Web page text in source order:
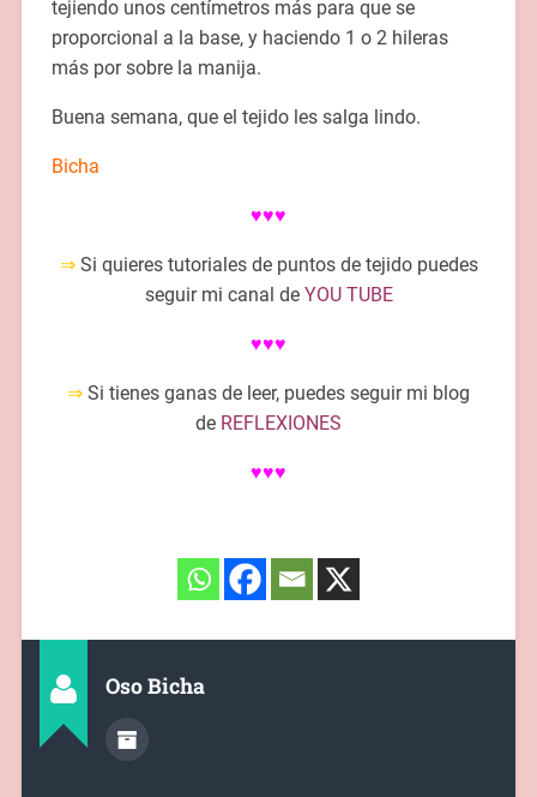
tejiendo unos centímetros más para que se
proporcional a la base, y haciendo 1 o 2 hileras
más por sobre la manija.
Buena semana, que el tejido les salga lindo.
Bicha
♥♥♥
⇒Si quieres tutoriales de puntos de tejido puedes
seguir mi canal de YOU TUBE
♥♥♥
⇒ Si tienes ganas de leer, puedes seguir mi blog
de REFLEXIONES
♥♥♥
Oso Bicha